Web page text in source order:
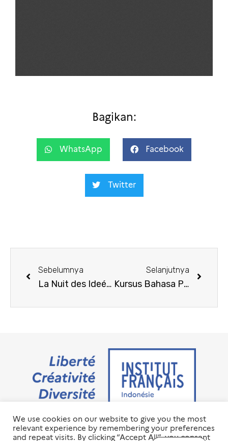
Bagikan:
WhatsApp Facebook
Twitter
Sebelumnya
La Nuit des Ideés 2025: Saatnya Beraksi?!
Selanjutnya
Kursus Bahasa Prancis Online Sesi 3 – 2025
Jalan M.H. Thamrin No. 20 Jakarta Pusat 10350
+6221 23 55 79 00
info@ifi-id.com
We use cookies on our website to give you the most
relevant experience by remembering your preferences
and repeat visits. By clicking “Accept All”, you consent